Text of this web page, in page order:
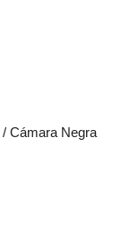
/ Cámara Negra